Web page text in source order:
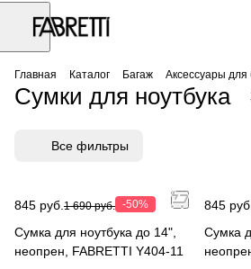
Главная Каталог Багаж Аксессуары для
Сумки для ноутбука
Все фильтры
845 руб. 1 690 руб. -50%
Сумка для ноутбука до 14",
неопрен, FABRETTI Y404-11
845 руб.
Сумка